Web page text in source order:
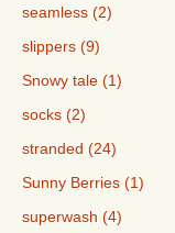
seamless (2)
slippers (9)
Snowy tale (1)
socks (2)
stranded (24)
Sunny Berries (1)
superwash (4)